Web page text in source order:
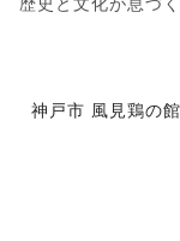
神戸市 風見鶏の館